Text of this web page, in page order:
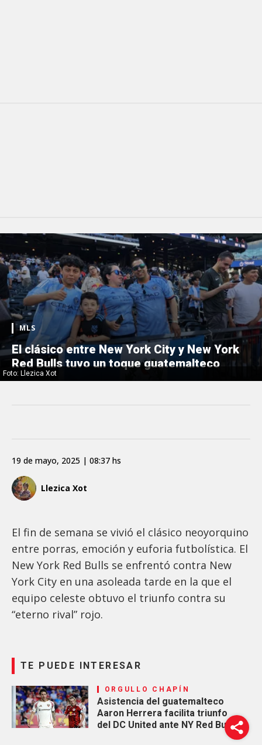
Foto: Llezica Xot
MLS
El clásico entre New York City y New York
Red Bulls tuvo un toque guatemalteco
Llezica Xot
19 de mayo, 2025 | 08:37 hs
El fin de semana se vivió el clásico neoyorquino
entre porras, emoción y euforia futbolística. El
New York Red Bulls se enfrentó contra New
York City en una asoleada tarde en la que el
equipo celeste obtuvo el triunfo contra su
“eterno rival” rojo.
TE PUEDE INTERESAR
ORGULLO CHAPÍN
Asistencia del guatemalteco
Aaron Herrera facilita triunfo
del DC United ante NY Red Bulls